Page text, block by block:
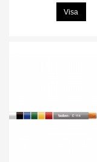
Visa